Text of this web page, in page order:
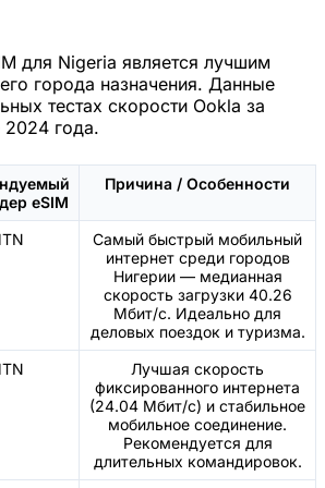
для Nigeria является лучшим
города назначения. Данные
тестах скорости Ookla за
2024 года.
eSIM
Причина / Особенности
Самый быстрый мобильный
интернет среди городов
Нигерии — медианная
скорость загрузки 40.26
Мбит/с. Идеально для
деловых поездок и туризма.
Лучшая скорость
фиксированного интернета
(24.04 Мбит/с) и стабильное
мобильное соединение.
Рекомендуется для
длительных командировок.